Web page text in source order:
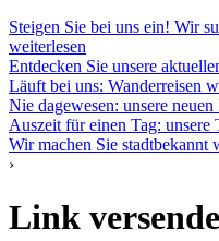
Steigen Sie bei uns ein! Wir
weiterlesen
Entdecken Sie unsere
Läuft bei uns: Wanderreisen
Nie dagewesen: unsere neuen
Auszeit für einen Tag: unsere
Wir machen Sie stadtbekannt
›
Link